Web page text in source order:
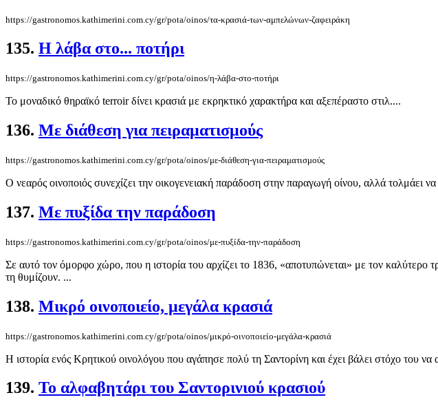
https://gastronomos.kathimerini.com.cy/gr/pota/oinos/τα-κρασιά-των-αμπελώνων-ζαφειράκη
135. Η λάβα στο... ποτήρι
https://gastronomos.kathimerini.com.cy/gr/pota/oinos/η-λάβα-στο-ποτήρι
Το μοναδικό θηραϊκό terroir δίνει κρασιά με εκρηκτικό χαρακτήρα και αξεπέραστο στιλ....
136. Με διάθεση για πειραματισμούς
https://gastronomos.kathimerini.com.cy/gr/pota/oinos/με-διάθεση-για-πειραματισμούς
Ο νεαρός οινοποιός συνεχίζει την οικογενειακή παράδοση στην παραγωγή οίνου, αλλά τολμάει
137. Με πυξίδα την παράδοση
https://gastronomos.kathimerini.com.cy/gr/pota/oinos/με-πυξίδα-την-παράδοση
Σε αυτό τον όμορφο χώρο, που η ιστορία του αρχίζει το 1836, «αποτυπώνεται» με τον καλύτερο
τη θυμίζουν. ...
138. Μικρό οινοπoιείο, μεγάλα κρασιά
https://gastronomos.kathimerini.com.cy/gr/pota/oinos/μικρό-οινοπoιείο-μεγάλα-κρασιά
Η ιστορία ενός Κρητικού οινολόγου που αγάπησε πολύ τη Σαντορίνη και έχει βάλει στόχο του να
139. Το αλφαβητάρι του Σαντορινιού κρασιού